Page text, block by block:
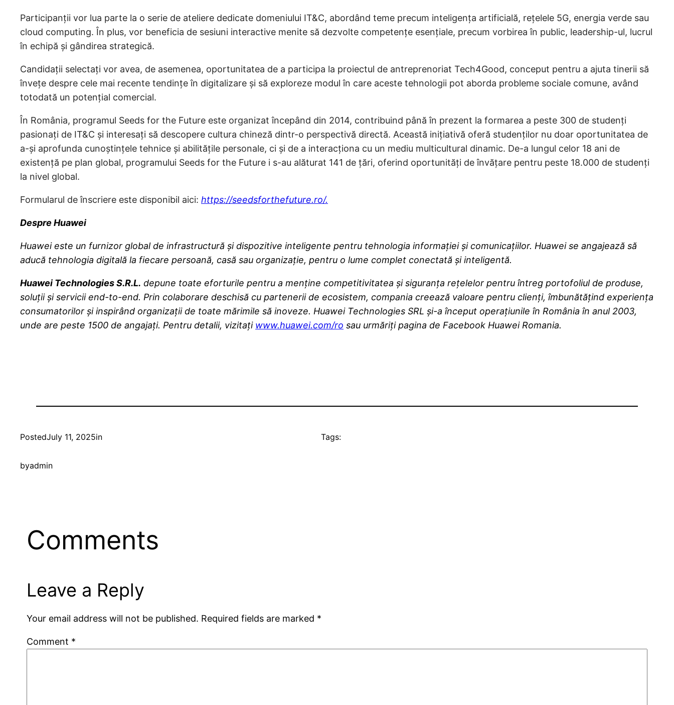
Participanții vor lua parte la o serie de ateliere dedicate domeniului IT&C, abordând teme precum inteligența artificială, rețelele 5G, energia verde sau
cloud computing. În plus, vor beneficia de sesiuni interactive menite să dezvolte competențe esențiale, precum vorbirea în public, leadership-ul, lucrul
în echipă și gândirea strategică.
Candidații selectați vor avea, de asemenea, oportunitatea de a participa la proiectul de antreprenoriat Tech4Good, conceput pentru a ajuta tinerii să
învețe despre cele mai recente tendințe în digitalizare și să exploreze modul în care aceste tehnologii pot aborda probleme sociale comune, având
totodată un potențial comercial.
În România, programul Seeds for the Future este organizat începând din 2014, contribuind până în prezent la formarea a peste 300 de studenți
pasionați de IT&C și interesați să descopere cultura chineză dintr-o perspectivă directă. Această inițiativă oferă studenților nu doar oportunitatea de
a-și aprofunda cunoștințele tehnice și abilitățile personale, ci și de a interacționa cu un mediu multicultural dinamic. De-a lungul celor 18 ani de
existență pe plan global, programului Seeds for the Future i s-au alăturat 141 de țări, oferind oportunități de învățare pentru peste 18.000 de studenți
la nivel global.
Formularul de înscriere este disponibil aici: https://seedsforthefuture.ro/.
Despre Huawei
Huawei este un furnizor global de infrastructură și dispozitive inteligente pentru tehnologia informației și comunicațiilor. Huawei se angajează să
aducă tehnologia digitală la fiecare persoană, casă sau organizație, pentru o lume complet conectată și inteligentă.
Huawei Technologies S.R.L. depune toate eforturile pentru a menține competitivitatea și siguranța rețelelor pentru întreg portofoliul de produse,
soluții și servicii end-to-end. Prin colaborare deschisă cu partenerii de ecosistem, compania creează valoare pentru clienți, îmbunătățind experiența
consumatorilor și inspirând organizații de toate mărimile să inoveze. Huawei Technologies SRL și-a început operațiunile în România în anul 2003,
unde are peste 1500 de angajați. Pentru detalii, vizitați www.huawei.com/ro sau urmăriți pagina de Facebook Huawei Romania.
PostedJuly 11, 2025in
byadmin
Tags:
Comments
Leave a Reply
Your email address will not be published. Required fields are marked *
Comment *